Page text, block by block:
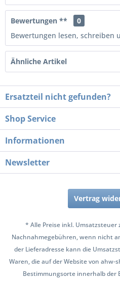
Bewertungen **
0
Bewertungen lesen, schreiben
Ähnliche Artikel
Ersatzteil nicht gefunden?
Shop Service
Informationen
Newsletter
Vertrag
* Alle Preise inkl. Umsatzsteuer
Nachnahmegebühren, wenn nicht
der Lieferadresse kann die
Waren, die auf der Website von
Bestimmungsorte innerhalb der